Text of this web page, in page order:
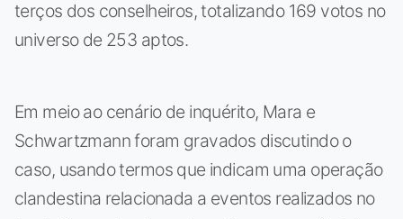
terços dos conselheiros, totalizando 169 votos no
universo de 253 aptos.
Em meio ao cenário de inquérito, Mara e
Schwartzmann foram gravados discutindo o
caso, usando termos que indicam uma operação
clandestina relacionada a eventos realizados no